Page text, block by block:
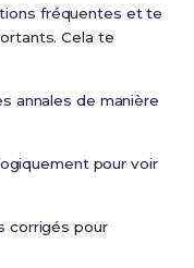
fréquentes et te
Cela te
annales de manière
pour voir
corrigés pour